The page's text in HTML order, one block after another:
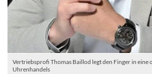
Vertriebsprofi Thomas Baillod legt den Finger in eine
Uhrenhandels